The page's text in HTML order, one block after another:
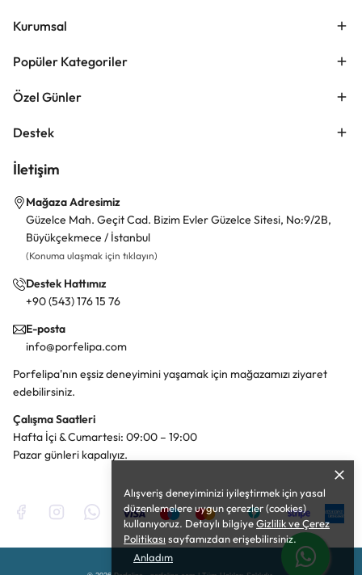
Alışveriş deneyiminizi iyileştirmek için yasal
düzenlemelere uygun çerezler (cookies)
kullanıyoruz. Detaylı bilgiyeGizlilik ve Çerez
Politikası sayfamızdan erişebilirsiniz.
Anladım
Kurumsal
Popüler Kategoriler
Özel Günler
Destek
İletişim
Mağaza Adresimiz
Güzelce Mah. Geçit Cad. Bizim Evler Güzelce Sitesi, No:9/2B,
Büyükçekmece / İstanbul
(Konuma ulaşmak için tıklayın)
Destek Hattımız
+90 (543) 176 15 76
E-posta
info@porfelipa.com
Porfelipa'nın eşsiz deneyimini yaşamak için mağazamızı ziyaret
edebilirsiniz.
Çalışma Saatleri
Hafta İçi & Cumartesi: 09:00 – 19:00
Pazar günleri kapalıyız.